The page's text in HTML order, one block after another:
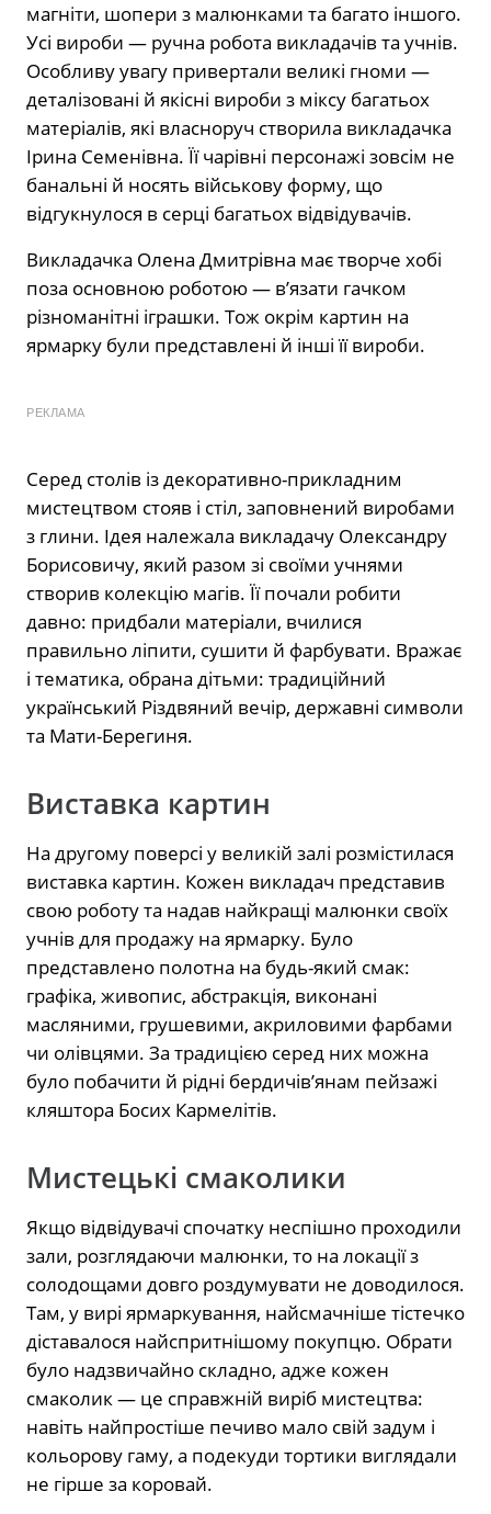
магніти, шопери з малюнками та багато іншого.
Усі вироби — ручна робота викладачів та учнів.
Особливу увагу привертали великі гноми —
деталізовані й якісні вироби з міксу багатьох
матеріалів, які власноруч створила викладачка
Ірина Семенівна. Її чарівні персонажі зовсім не
банальні й носять військову форму, що
відгукнулося в серці багатьох відвідувачів.
Викладачка Олена Дмитрівна має творче хобі
поза основною роботою — в’язати гачком
різноманітні іграшки. Тож окрім картин на
ярмарку були представлені й інші її вироби.
РЕКЛАМА
Серед столів із декоративно-прикладним
мистецтвом стояв і стіл, заповнений виробами
з глини. Ідея належала викладачу Олександру
Борисовичу, який разом зі своїми учнями
створив колекцію магів. Її почали робити
давно: придбали матеріали, вчилися
правильно ліпити, сушити й фарбувати. Вражає
і тематика, обрана дітьми: традиційний
український Різдвяний вечір, державні символи
та Мати-Берегиня.
Виставка картин
На другому поверсі у великій залі розмістилася
виставка картин. Кожен викладач представив
свою роботу та надав найкращі малюнки своїх
учнів для продажу на ярмарку. Було
представлено полотна на будь-який смак:
графіка, живопис, абстракція, виконані
масляними, грушевими, акриловими фарбами
чи олівцями. За традицією серед них можна
було побачити й рідні бердичів’янам пейзажі
кляштора Босих Кармелітів.
Мистецькі смаколики
Якщо відвідувачі спочатку неспішно проходили
зали, розглядаючи малюнки, то на локації з
солодощами довго роздумувати не доводилося.
Там, у вирі ярмаркування, найсмачніше тістечко
діставалося найспритнішому покупцю. Обрати
було надзвичайно складно, адже кожен
смаколик — це справжній виріб мистецтва:
навіть найпростіше печиво мало свій задум і
кольорову гаму, а подекуди тортики виглядали
не гірше за коровай.